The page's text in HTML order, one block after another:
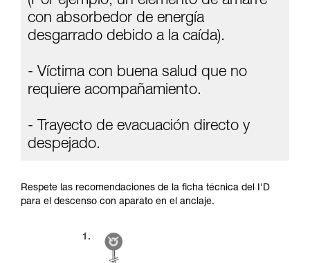
autónoma.
Damos ejemplos de técnicas relacionadas con
su actividad. Pueden existir otras que no
con absorbedor de energía
desgarrado debido a la caída).
- Víctima con buena salud que no
requiere acompañamiento.
- Trayecto de evacuación directo y
despejado.
Respete las recomendaciones de la ficha técnica del I'D
para el descenso con aparato en el anclaje.